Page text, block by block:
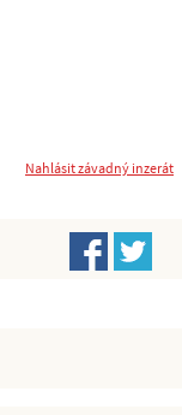
Nahlásit závadný inzerát